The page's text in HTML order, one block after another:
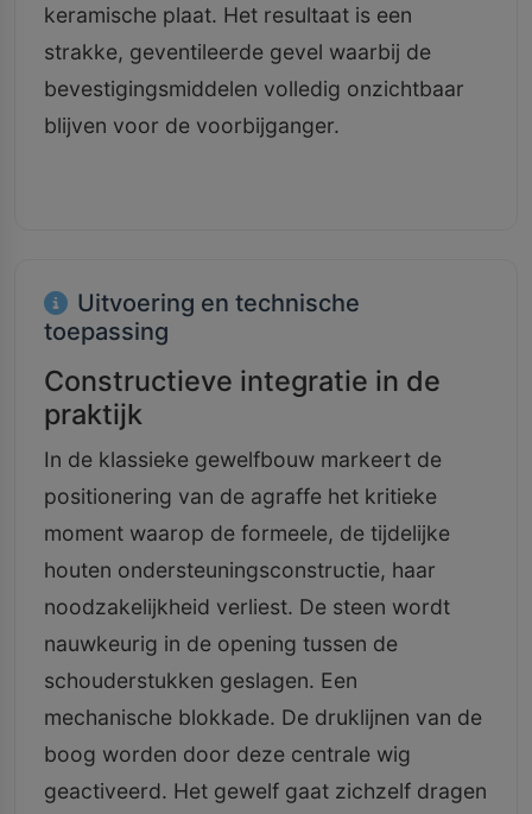
keramische plaat. Het resultaat is een
strakke, geventileerde gevel waarbij de
bevestigingsmiddelen volledig onzichtbaar
blijven voor de voorbijganger.
Uitvoering en technische
toepassing
Constructieve integratie in de
praktijk
In de klassieke gewelfbouw markeert de
positionering van de agraffe het kritieke
moment waarop de formeele, de tijdelijke
houten ondersteuningsconstructie, haar
noodzakelijkheid verliest. De steen wordt
nauwkeurig in de opening tussen de
schouderstukken geslagen. Een
mechanische blokkade. De druklijnen van de
boog worden door deze centrale wig
geactiveerd. Het gewelf gaat zichzelf dragen